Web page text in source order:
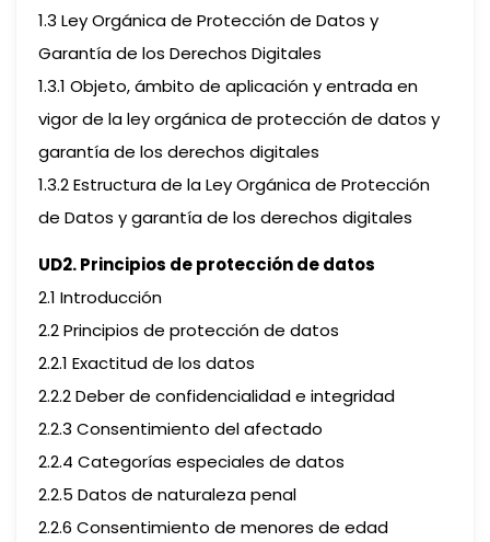
1.3 Ley Orgánica de Protección de Datos y
Garantía de los Derechos Digitales
1.3.1 Objeto, ámbito de aplicación y entrada en
vigor de la ley orgánica de protección de datos y
garantía de los derechos digitales
1.3.2 Estructura de la Ley Orgánica de Protección
de Datos y garantía de los derechos digitales
UD2. Principios de protección de datos
2.1 Introducción
2.2 Principios de protección de datos
2.2.1 Exactitud de los datos
2.2.2 Deber de confidencialidad e integridad
2.2.3 Consentimiento del afectado
2.2.4 Categorías especiales de datos
2.2.5 Datos de naturaleza penal
2.2.6 Consentimiento de menores de edad